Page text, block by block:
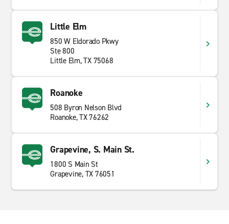
Little Elm
850 W Eldorado Pkwy
Ste 800
Little Elm, TX 75068
Roanoke
508 Byron Nelson Blvd
Roanoke, TX 76262
Grapevine, S. Main St.
1800 S Main St
Grapevine, TX 76051